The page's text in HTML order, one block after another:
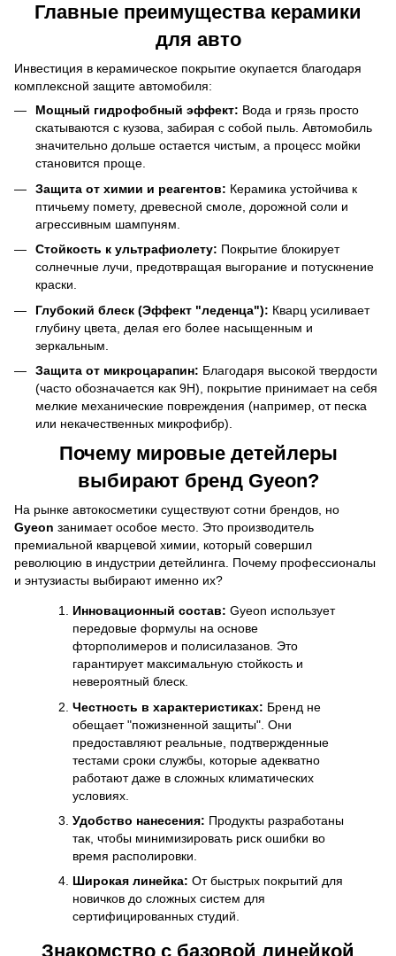
Главные преимущества керамики
для авто
Инвестиция в керамическое покрытие окупается благодаря
комплексной защите автомобиля:
Мощный гидрофобный эффект: Вода и грязь просто
скатываются с кузова, забирая с собой пыль. Автомобиль
значительно дольше остается чистым, а процесс мойки
становится проще.
Защита от химии и реагентов: Керамика устойчива к
птичьему помету, древесной смоле, дорожной соли и
агрессивным шампуням.
Стойкость к ультрафиолету: Покрытие блокирует
солнечные лучи, предотвращая выгорание и потускнение
краски.
Глубокий блеск (Эффект "леденца"): Кварц усиливает
глубину цвета, делая его более насыщенным и
зеркальным.
Защита от микроцарапин: Благодаря высокой твердости
(часто обозначается как 9H), покрытие принимает на себя
мелкие механические повреждения (например, от песка
или некачественных микрофибр).
Почему мировые детейлеры
выбирают бренд Gyeon?
На рынке автокосметики существуют сотни брендов, но
Gyeon занимает особое место. Это производитель
премиальной кварцевой химии, который совершил
революцию в индустрии детейлинга. Почему профессионалы
и энтузиасты выбирают именно их?
Инновационный состав: Gyeon использует
передовые формулы на основе
фторполимеров и полисилазанов. Это
гарантирует максимальную стойкость и
невероятный блеск.
Честность в характеристиках: Бренд не
обещает "пожизненной защиты". Они
предоставляют реальные, подтвержденные
тестами сроки службы, которые адекватно
работают даже в сложных климатических
условиях.
Удобство нанесения: Продукты разработаны
так, чтобы минимизировать риск ошибки во
время располировки.
Широкая линейка: От быстрых покрытий для
новичков до сложных систем для
сертифицированных студий.
Знакомство с базовой линейкой